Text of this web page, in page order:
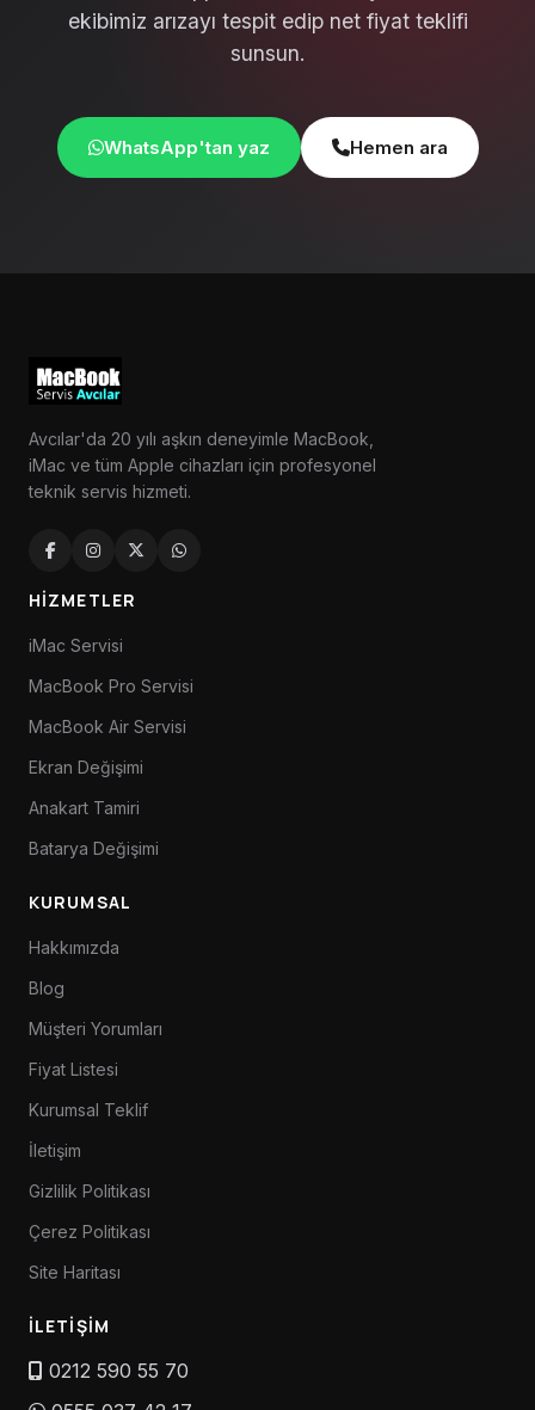
ekibimiz arızayı tespit edip net fiyat teklifi
sunsun.
WhatsApp'tan yaz Hemen ara
Avcılar'da 20 yılı aşkın deneyimle MacBook,
iMac ve tüm Apple cihazları için profesyonel
teknik servis hizmeti.
HIZMETLER
iMac Servisi
MacBook Pro Servisi
MacBook Air Servisi
Ekran Değişimi
Anakart Tamiri
Batarya Değişimi
KURUMSAL
Hakkımızda
Blog
Müşteri Yorumları
Fiyat Listesi
Kurumsal Teklif
İletişim
Gizlilik Politikası
Çerez Politikası
Site Haritası
İLETIŞIM
0212 590 55 70